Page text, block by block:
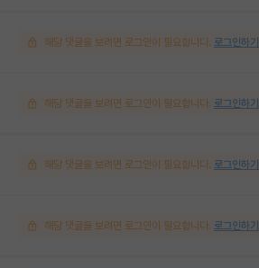
해당 댓글을 보려면 로그인이 필요합니다. 로그인하기
해당 댓글을 보려면 로그인이 필요합니다. 로그인하기
해당 댓글을 보려면 로그인이 필요합니다. 로그인하기
해당 댓글을 보려면 로그인이 필요합니다. 로그인하기